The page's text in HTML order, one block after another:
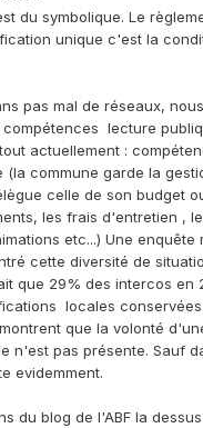
du symbolique. Le
unique c'est la
pas mal de réseaux,
compétences lecture
actuellement :
(la commune garde la
celle de son budget
les frais d'entretien ,
etc...) Une enquête
cette diversité de
que 29% des intercos en
locales
que la volonté
n'est pas présente. Sauf
evidemment.
du blog de l'ABF la